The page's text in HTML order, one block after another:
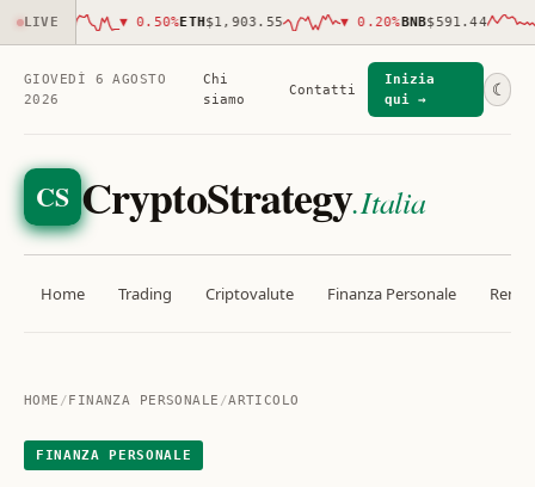
LIVE ▼ 0.50%ETH$1,903.55 ▼ 0.20%BNB$591.44
GIOVEDÌ 6 AGOSTO
2026
Chi
siamo
Contatti
Inizia
qui →
☾
CS CryptoStrategy.Italia
Home Trading Criptovalute Finanza Personale
HOME /FINANZA PERSONALE /ARTICOLO
FINANZA PERSONALE